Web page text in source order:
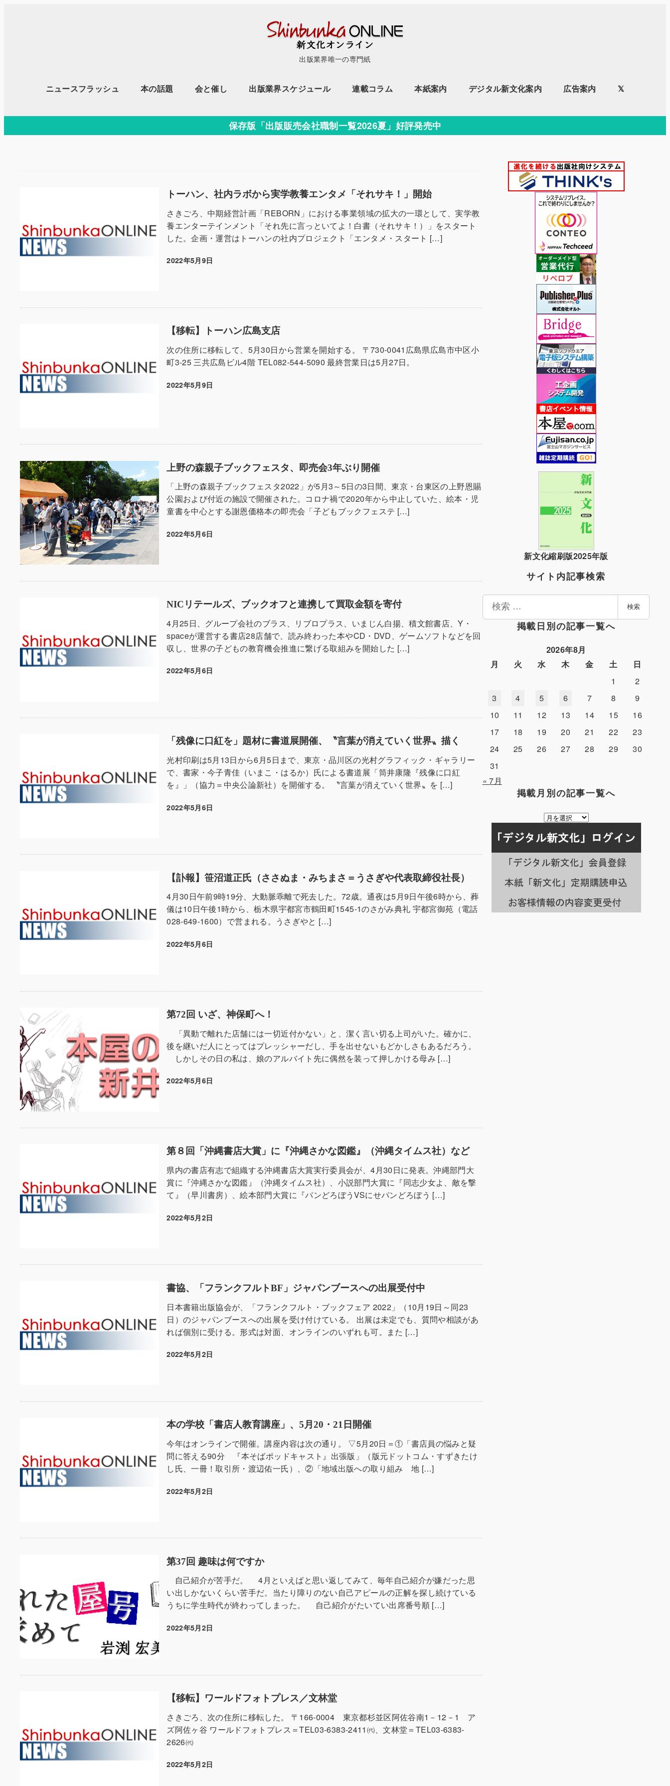
移
出版業界唯一の専門紙
ニュースフラッシュ 本の話題 会と催し 出版業界スケジュール 連載コラム 本紙案内 デジタル新文化案内 広告案内 𝕏
保存版「出版販売会社職制一覧2026夏」好評発売中
トーハン、社内ラボから実学教養エンタメ「それサキ！」開始
さきごろ、中期経営計画「REBORN」における事業領域の拡大の一環として、実学教
養エンターテインメント「それ先に言っといてよ！白書（それサキ！）」をスタート
した。企画・運営はトーハンの社内プロジェクト「エンタメ・スタート […]
投稿日
2022年5月9日
【移転】トーハン広島支店
次の住所に移転して、5月30日から営業を開始する。 〒730-0041広島県広島市中区小
町3-25 三共広島ビル4階 TEL082-544-5090 最終営業日は5月27日。
投稿日
2022年5月9日
上野の森親子ブックフェスタ、即売会3年ぶり開催
「上野の森親子ブックフェスタ2022」が5月3～5日の3日間、東京・台東区の上野恩賜
公園および付近の施設で開催された。コロナ禍で2020年から中止していた、絵本・児
童書を中心とする謝恩価格本の即売会「子どもブックフェステ […]
投稿日
2022年5月6日
NICリテールズ、ブックオフと連携して買取金額を寄付
4月25日、グループ会社のブラス、リブロプラス、いまじん白揚、積文館書店、Y・
spaceが運営する書店28店舗で、読み終わった本やCD・DVD、ゲームソフトなどを回
収し、世界の子どもの教育機会推進に繋げる取組みを開始した […]
投稿日
2022年5月6日
「残像に口紅を」題材に書道展開催、〝言葉が消えていく世界〟描く
光村印刷は5月13日から6月5日まで、東京・品川区の光村グラフィック・ギャラリー
で、書家・今子青佳（いまこ・はるか）氏による書道展「筒井康隆『残像に口紅
を』」（協力＝中央公論新社）を開催する。 〝言葉が消えていく世界〟を […]
投稿日
2022年5月6日
【訃報】笹沼道正氏（ささぬま・みちまさ＝うさぎや代表取締役社長）
4月30日午前9時19分、大動脈乖離で死去した。72歳。通夜は5月9日午後6時から、葬
儀は10日午後1時から、栃木県宇都宮市鶴田町1545-1のさがみ典礼 宇都宮御苑（電話
028-649-1600）で営まれる。うさぎやと […]
投稿日
2022年5月6日
第72回 いざ、神保町へ！
「異動で離れた店舗には一切近付かない」と、潔く言い切る上司がいた。確かに、
後を継いだ人にとってはプレッシャーだし、手を出せないもどかしさもあるだろう。
しかしその日の私は、娘のアルバイト先に偶然を装って押しかける母み […]
投稿日
2022年5月6日
第８回「沖縄書店大賞」に『沖縄さかな図鑑』（沖縄タイムス社）など
県内の書店有志で組織する沖縄書店大賞実行委員会が、4月30日に発表。沖縄部門大
賞に『沖縄さかな図鑑』（沖縄タイムス社）、小説部門大賞に『同志少女よ、敵を撃
て』（早川書房）、絵本部門大賞に『パンどろぼうVSにせパンどろぼう […]
投稿日
2022年5月2日
書協、「フランクフルトBF」ジャパンブースへの出展受付中
日本書籍出版協会が、「フランクフルト・ブックフェア 2022」（10月19日～同23
日）のジャパンブースへの出展を受け付けている。 出展は未定でも、質問や相談があ
れば個別に受ける。形式は対面、オンラインのいずれも可。また […]
投稿日
2022年5月2日
本の学校「書店人教育講座」、5月20・21日開催
今年はオンラインで開催。講座内容は次の通り。 ▽5月20日＝①「書店員の悩みと疑
問に答える90分 『本そばポッドキャスト』出張版」（版元ドットコム・すずきたけ
し氏、一冊！取引所・渡辺佑一氏）、②「地域出版への取り組み 地 […]
投稿日
2022年5月2日
第37回 趣味は何ですか
自己紹介が苦手だ。 4月といえばと思い返してみて、毎年自己紹介が嫌だった思
い出しかないくらい苦手だ。当たり障りのない自己アピールの正解を探し続けている
うちに学生時代が終わってしまった。 自己紹介がたいてい出席番号順 […]
投稿日
2022年5月2日
【移転】ワールドフォトプレス／文林堂
さきごろ、次の住所に移転した。 〒166-0004 東京都杉並区阿佐谷南1－12－1 ア
ズ阿佐ヶ谷 ワールドフォトプレス＝TEL03-6383-2411㈹、文林堂＝TEL03-6383-
2626㈹
投稿日
2022年5月2日
新文化縮刷版2025年版
サイト内記事検索
検
検索
掲載日別の記事一覧へ
2026年8月
月
火 水 木 金 土
日
1
2
3
4 5 6 7 8
9
10
11 12 13 14 15
16
17
18 19 20 21 22
23
24
25 26 27 28 29
30
31
« 7月
掲載月別の記事一覧へ
掲
月
別
の
事
一
覧